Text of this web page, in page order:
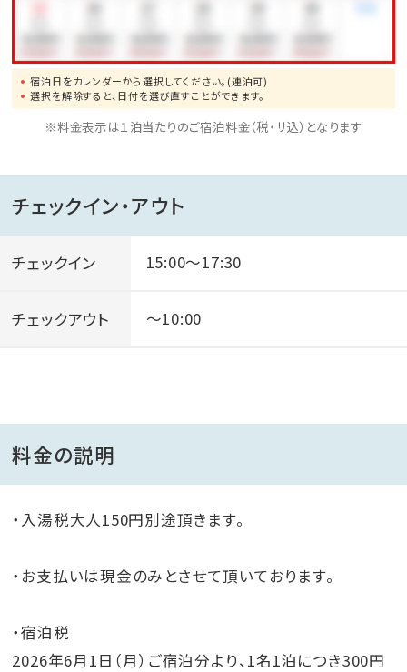
宿泊日をカレンダーから選択してください。(連泊可)
選択を解除すると、日付を選び直すことができます。
※料金表示は１泊当たりのご宿泊料金（税・サ込）となります
チェックイン・アウト
チェックイン 15:00～17:30
チェックアウト ～10:00
料金の説明
・入湯税大人150円別途頂きます。
・お支払いは現金のみとさせて頂いております。
・宿泊税
2026年6月1日（月）ご宿泊分より、1名1泊につき300円